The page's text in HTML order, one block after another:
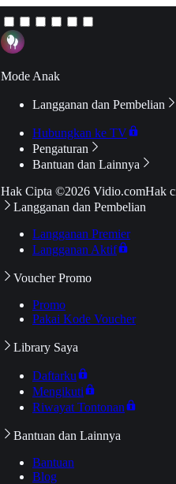
Mode Anak
Langganan dan Pembelian
Hubungkan ke TV
Pengaturan
Bantuan dan Lainnya
Hak Cipta ©2026 Vidio.comHak
Langganan dan Pembelian
Langganan Premier
Langganan Aktif
Voucher Promo
Promo
Pakai Kode Voucher
Library Saya
Daftarku
Mengikuti
Riwayat Tontonan
Bantuan dan Lainnya
Bantuan
Blog